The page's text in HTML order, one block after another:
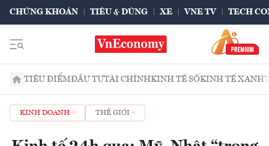
CHỨNG KHOÁN TIÊU & DÙNG XE VNE TV TECH
TIÊU ĐIỂMĐẦU TƯTÀI CHÍNHKINH TẾ SỐKINH TẾ XANH
KINH DOANH THẾ GIỚI